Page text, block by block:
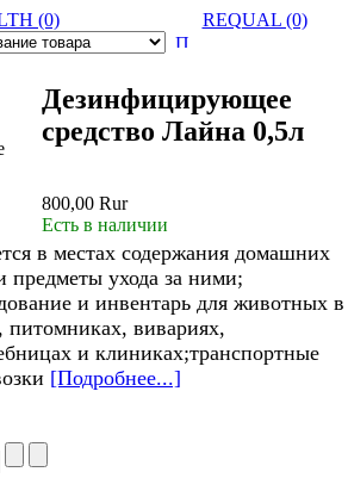
(0)
REQUAL (0)
Дезинфицирующее
средство Лайна 0,5л
800,00 Rur
Есть в наличии
в местах содержания домашних
ухода за ними;
и инвентарь для животных в
питомниках, вивариях,
и клиниках;транспортные
[Подробнее...]